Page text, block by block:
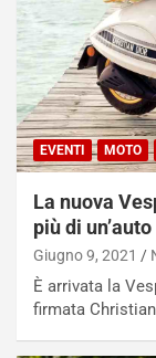
EVENTI MOTO
La nuova
più di un’auto
Giugno 9, 2021
È arrivata la
firmata